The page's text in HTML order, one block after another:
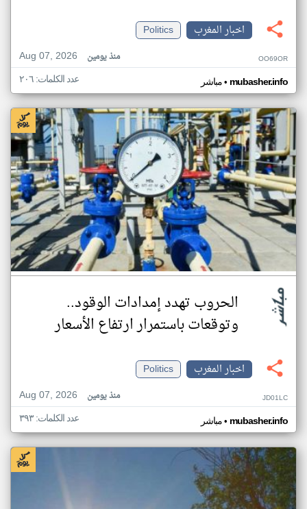
اخبار المغرب
Politics
Aug 07, 2026
منذ يومين OO69OR
مباشر• mubasher.info عدد الكلمات: ٢٠٦
الحروب تهدد إمدادات الوقود..
وتوقعات باستمرار ارتفاع الأسعار
اخبار المغرب
Politics
Aug 07, 2026
منذ يومين JD01LC
مباشر• mubasher.info عدد الكلمات: ٣٩٣